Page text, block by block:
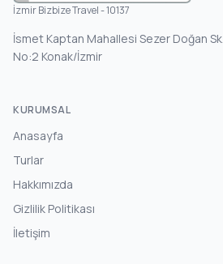
İzmir Bizbize Travel - 10137
İsmet Kaptan Mahallesi Sezer Doğan Sk.
No:2 Konak/İzmir
KURUMSAL
Anasayfa
Turlar
Hakkımızda
Gizlilik Politikası
İletişim